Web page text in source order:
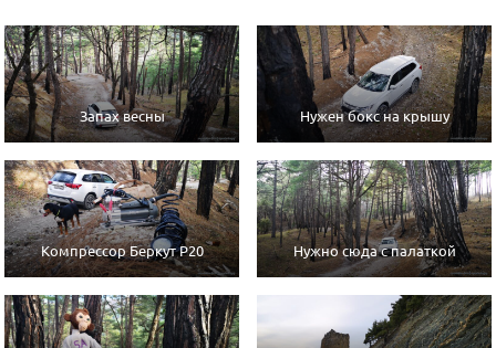
Запах весны Нужен бокс на крышу
Компрессор Беркут Р20 Нужно сюда с палаткой